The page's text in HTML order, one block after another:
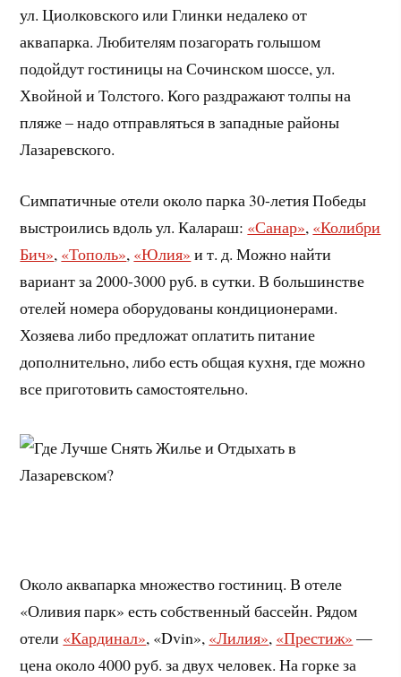
ул. Циолковского или Глинки недалеко от
аквапарка. Любителям позагорать голышом
подойдут гостиницы на Сочинском шоссе, ул.
Хвойной и Толстого. Кого раздражают толпы на
пляже – надо отправляться в западные районы
Лазаревского.
Симпатичные отели около парка 30-летия Победы
выстроились вдоль ул. Калараш: «Санар», «Колибри
Бич», «Тополь», «Юлия» и т. д. Можно найти
вариант за 2000-3000 руб. в сутки. В большинстве
отелей номера оборудованы кондиционерами.
Хозяева либо предложат оплатить питание
дополнительно, либо есть общая кухня, где можно
все приготовить самостоятельно.
Около аквапарка множество гостиниц. В отеле
«Оливия парк» есть собственный бассейн. Рядом
отели «Кардинал», «Dvin», «Лилия», «Престиж» —
цена около 4000 руб. за двух человек. На горке за